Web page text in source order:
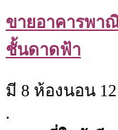
ขายอาคารพา
ชั้นดาดฟ้า
มี 8 ห้องนอน
.